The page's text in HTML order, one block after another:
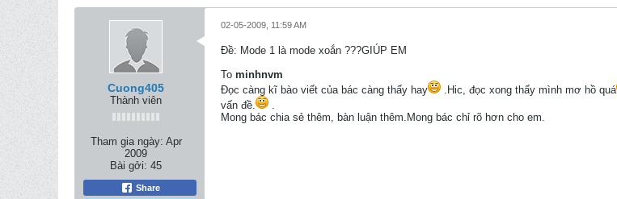
Cuong405
Thành viên
Tham gia ngày: Apr
2009
Bài gởi: 45
Share
02-05-2009, 11:59 AM
Ðề: Mode 1 là mode xoắn ???GIÚP EM
To minhnvm
Đọc càng kĩ bào viết của bác càng thấy hay
.Hic, đọc xong thấy mình mơ hồ quá
vấn đề.
.
Mong bác chia sẻ thêm, bàn luận thêm.Mong bác chỉ rõ hơn cho em.